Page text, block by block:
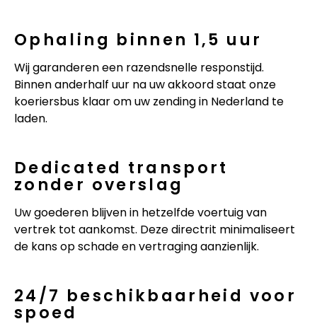
Ophaling binnen 1,5 uur
Wij garanderen een razendsnelle responstijd.
Binnen anderhalf uur na uw akkoord staat onze
koeriersbus klaar om uw zending in Nederland te
laden.
Dedicated transport
zonder overslag
Uw goederen blijven in hetzelfde voertuig van
vertrek tot aankomst. Deze directrit minimaliseert
de kans op schade en vertraging aanzienlijk.
24/7 beschikbaarheid voor
spoed